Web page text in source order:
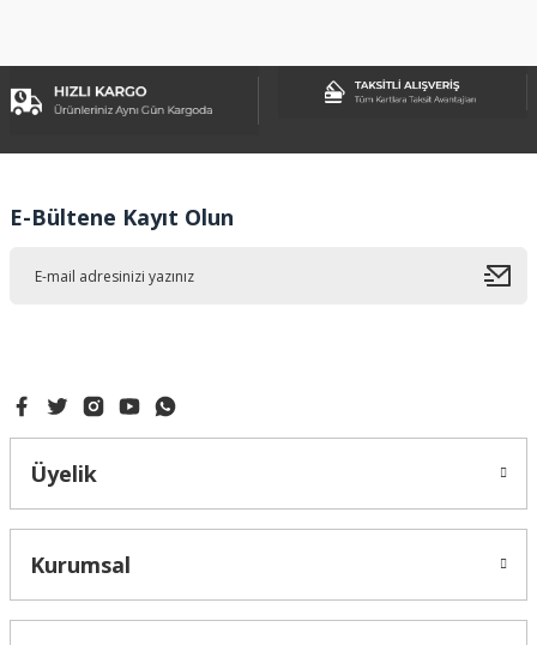
Görüş ve önerileriniz için teşekkür ederiz.
Ürün bilgilerinde hatalar bulunuyor.
Bu ürüne benzer farklı alternatifler olmalı.
E-Bültene Kayıt Olun
Üyelik
Kurumsal